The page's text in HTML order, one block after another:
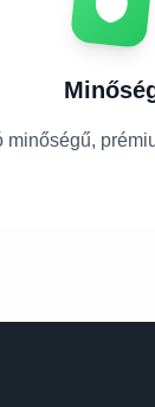
minőségű,